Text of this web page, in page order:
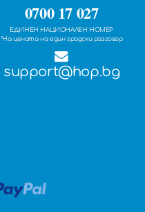
0700 17 027
ЕДИНЕН НАЦИОНАЛЕН НОМЕР
*На цената на един градски разговор
support@hop.bg